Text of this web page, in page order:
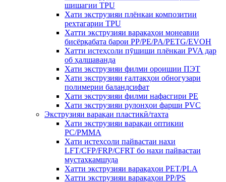
шишагии TPU
Хати экструзияи плёнкаи композитии
рехтагарии TPU
Хатти экструзияи варақаҳои монеавии
бисёрқабата барои PP/PE/PA/PETG/EVOH
Хатти истеҳсоли пӯшиши плёнкаи PVA дар
об ҳалшаванда
Хати экструзияи филми ороишии ПЭТ
Хати экструзияи ғалтакҳои обногузари
полимерии баландсифат
Хати экструзияи филми нафасгири PE
Хати экструзияи рулонҳои фарши PVC
Экструзияи варақаи пластикӣ/тахта
Хати экструзияи варақаи оптикии
PC/PMMA
Хати истеҳсоли пайвастаи нахи
LFT/CFP/FRP/CFRT бо нахи пайвастаи
мустаҳкамшуда
Хатти экструзияи варақаҳои PET/PLA
Хатти экструзияи варақаҳои PP/PS